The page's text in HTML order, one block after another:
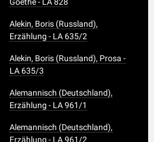
Alekin, Boris (Russland),
Erzählung - LA 635/2
Alekin, Boris (Russland), Prosa -
LA 635/3
Alemannisch (Deutschland),
Erzählung - LA 961/1
Alemannisch (Deutschland),
Erzählung - LA 961/2